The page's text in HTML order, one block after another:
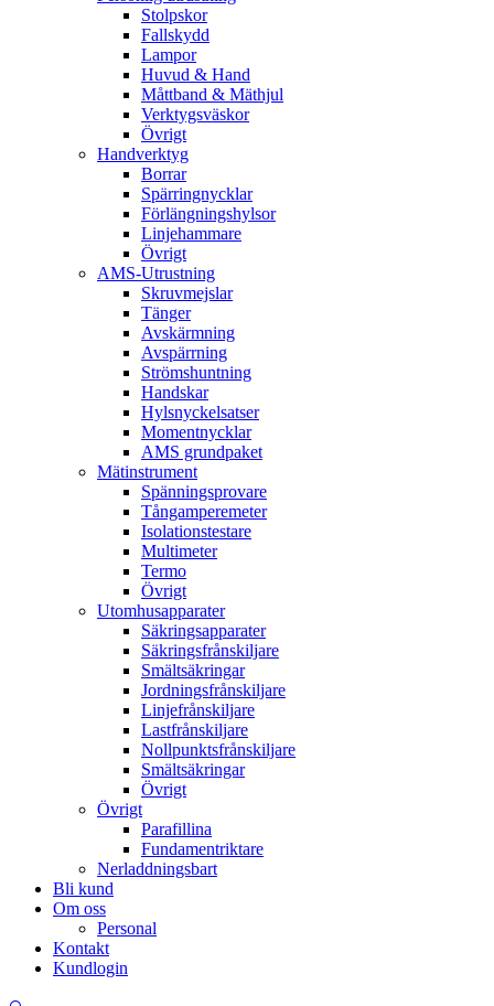
Stolpskor
Fallskydd
Lampor
Huvud & Hand
Måttband & Mäthjul
Verktygsväskor
Övrigt
Handverktyg
Borrar
Spärringnycklar
Förlängningshylsor
Linjehammare
Övrigt
AMS-Utrustning
Skruvmejslar
Tänger
Avskärmning
Avspärrning
Strömshuntning
Handskar
Hylsnyckelsatser
Momentnycklar
AMS grundpaket
Mätinstrument
Spänningsprovare
Tångamperemeter
Isolationstestare
Multimeter
Termo
Övrigt
Utomhusapparater
Säkringsapparater
Säkringsfrånskiljare
Smältsäkringar
Jordningsfrånskiljare
Linjefrånskiljare
Lastfrånskiljare
Nollpunktsfrånskiljare
Smältsäkringar
Övrigt
Övrigt
Parafillina
Fundamentriktare
Nerladdningsbart
Bli kund
Om oss
Personal
Kontakt
Kundlogin